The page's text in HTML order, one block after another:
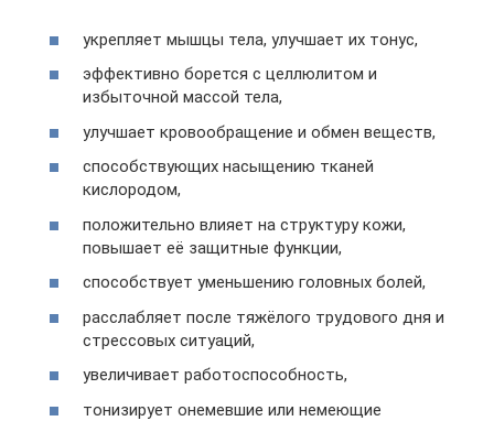
укрепляет мышцы тела, улучшает их тонус,
эффективно борется с целлюлитом и
избыточной массой тела,
улучшает кровообращение и обмен веществ,
способствующих насыщению тканей
кислородом,
положительно влияет на структуру кожи,
повышает её защитные функции,
способствует уменьшению головных болей,
расслабляет после тяжёлого трудового дня и
стрессовых ситуаций,
увеличивает работоспособность,
тонизирует онемевшие или немеющие